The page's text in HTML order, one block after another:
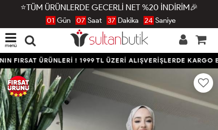
⭐TÜM ÜRÜNLERDE GECERLİ NET %20 İNDİRİM🎉
01 Gün 07 Saat 37 Dakika 23 Saniye
menü
FIRSAT ÜRÜNLERİ ! 1999 TL ÜZERİ ALIŞVERİŞLERDE KARGO